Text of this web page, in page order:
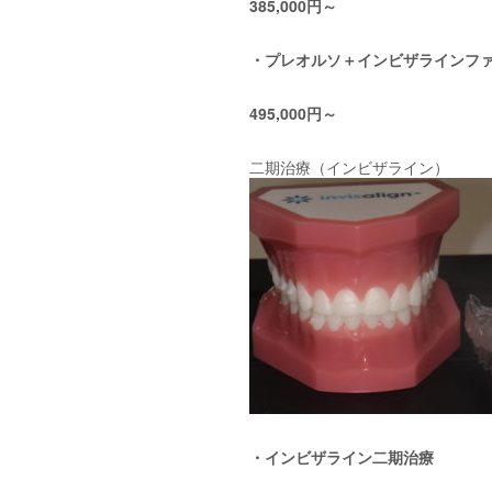
385,000円～
・プレオルソ＋インビザラインフ
495,000円～
二期治療（インビザライン）
・インビザライン二期治療